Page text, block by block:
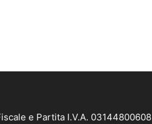
e Partita I.V.A. 03144800608